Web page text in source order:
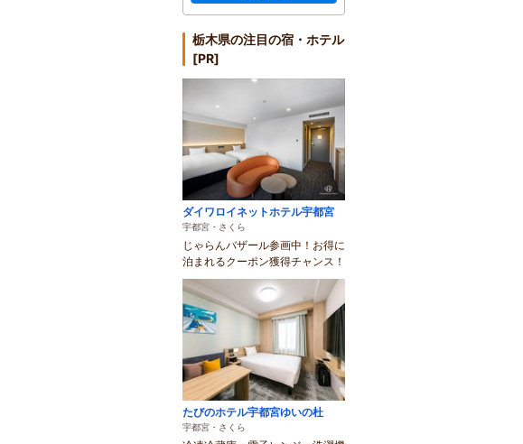
栃木県の注目の宿・ホテル
[PR]
ダイワロイネットホテル宇都宮
宇都宮・さくら
じゃらんバザール参画中！お得に
泊まれるクーポン獲得チャンス！
たびのホテル宇都宮ゆいの杜
宇都宮・さくら